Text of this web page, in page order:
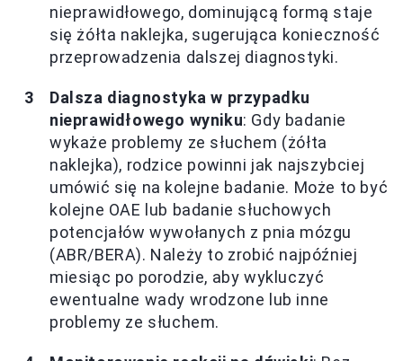
nieprawidłowego, dominującą formą staje
się żółta naklejka, sugerująca konieczność
przeprowadzenia dalszej diagnostyki.
Dalsza diagnostyka w przypadku
nieprawidłowego wyniku: Gdy badanie
wykaże problemy ze słuchem (żółta
naklejka), rodzice powinni jak najszybciej
umówić się na kolejne badanie. Może to być
kolejne OAE lub badanie słuchowych
potencjałów wywołanych z pnia mózgu
(ABR/BERA). Należy to zrobić najpóźniej
miesiąc po porodzie, aby wykluczyć
ewentualne wady wrodzone lub inne
problemy ze słuchem.